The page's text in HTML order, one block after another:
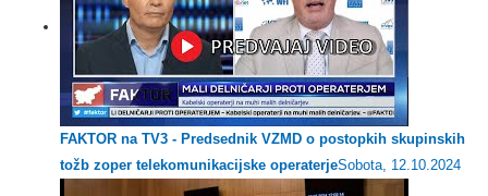
FAKTOR na TV3 - Predsednik VZMD o postopkih skupinskih
tožb zoper telekomunikacijske operaterjeSobota, 12.10.2024